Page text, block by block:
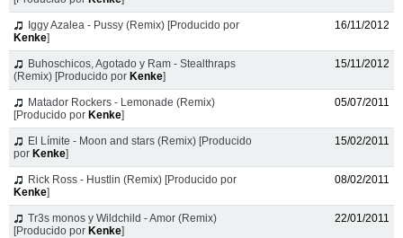
Iggy Azalea - Pussy (Remix) [Producido por
Kenke]
16/11/2012
Buhoschicos, Agotado y Ram - Stealthraps
(Remix) [Producido por Kenke]
15/11/2012
Matador Rockers - Lemonade (Remix)
[Producido por Kenke]
05/07/2011
El Límite - Moon and stars (Remix) [Producido
por Kenke]
15/02/2011
Rick Ross - Hustlin (Remix) [Producido por
Kenke]
08/02/2011
Tr3s monos y Wildchild - Amor (Remix)
[Producido por Kenke]
22/01/2011